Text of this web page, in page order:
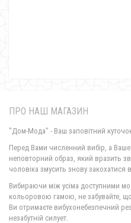
ПРО НАШ МАГАЗИН
"Дом-Мода" - Ваш заповітний
Перед Вами численний вибір, а
неповторний образ, який вразить
чоловіка змусить знову закохатися
Вибираючи між усіма доступними
кольоровою гамою, не забувайте,
Ви отримаєте вибухонебезпечний
незабутній силует.